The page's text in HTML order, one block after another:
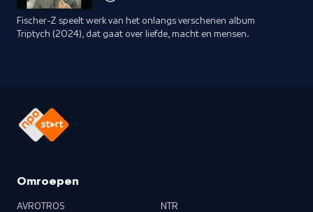
Fischer-Z speelt werk van het onlangs verschenen album
Triptych (2024), dat gaat over liefde, macht en mensen.
Omroepen
AVROTROS NTR